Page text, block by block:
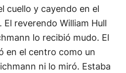
cuello y cayendo en el
reverendo William Hull
lo recibió mudo. El
en el centro como un
ni lo miró. Estaba